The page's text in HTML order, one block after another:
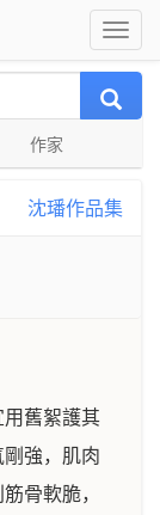
作家
沈璠作品集
舊絮護其
強，肌肉
骨軟脆，